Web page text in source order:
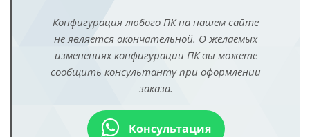
Конфигурация любого ПК на нашем сайте
не является окончательной. О желаемых
изменениях конфигурации ПК вы можете
сообщить консультанту при оформлении
заказа.
Консультация